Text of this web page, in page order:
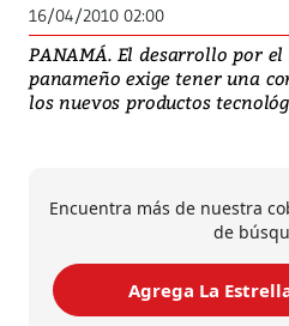
16/04/2010 02:00
PANAMÁ. El desarrollo por
panameño exige tener una
los nuevos productos
Encuentra más de nuestra
de
Agrega La